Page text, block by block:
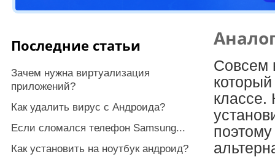
Совсем
классе.
Последние статьи
Зачем нужна виртуализация
приложений?
Как удалить вирус с Андроида?
Если сломался телефон Samsung...
Как установить на ноутбук андроид?